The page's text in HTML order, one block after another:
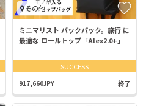
その他
ミニマリスト バックパック。旅行 に
最適な ロールトップ「Alex2.0+」
SUCCESS
917,660JPY 終了